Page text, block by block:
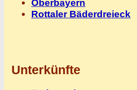
Oberbayern
Rottaler Bäderdreieck
Unterkünfte